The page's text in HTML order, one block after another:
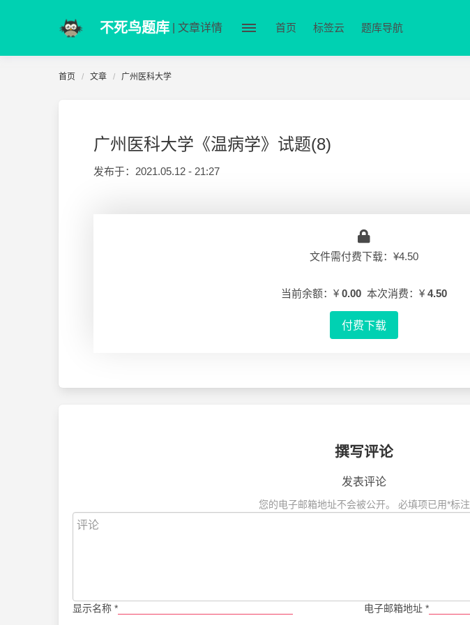
不死鸟题库 | 文章详情 首页 标签云 题库导航
首页 文章 广州医科大学
广州医科大学《温病学》试题(8)
发布于： 2021.05.12 - 21:27
文件需付费下载：¥4.50
当前余额：¥ 0.00 本次消费：¥ 4.50
付费下载
撰写评论
发表评论
您的电子邮箱地址不会被公开。 必填项已用*标注
显示名称 * 电子邮箱地址 *